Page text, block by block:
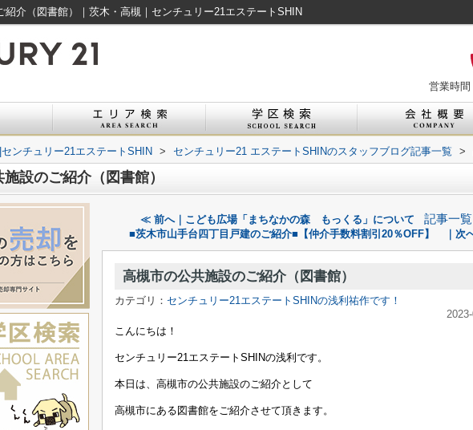
紹介（図書館）｜茨木・高槻｜センチュリー21エステートSHIN
営業時間
ンチュリー21エステートSHIN > センチュリー21 エステートSHINのスタッフブログ記事一覧 >
設のご紹介（図書館）
≪ 前へ｜こども広場「まちなかの森 もっくる」について 記事一覧
■茨木市山手台四丁目戸建のご紹介■【仲介手数料割引20％OFF】 ｜次
高槻市の公共施設のご紹介（図書館）
カテゴリ： センチュリー21エステートSHINの浅利祐作です！
こんにちは！
センチュリー21エステートSHINの浅利です。
本日は、高槻市の公共施設のご紹介として
高槻市にある図書館をご紹介させて頂きます。